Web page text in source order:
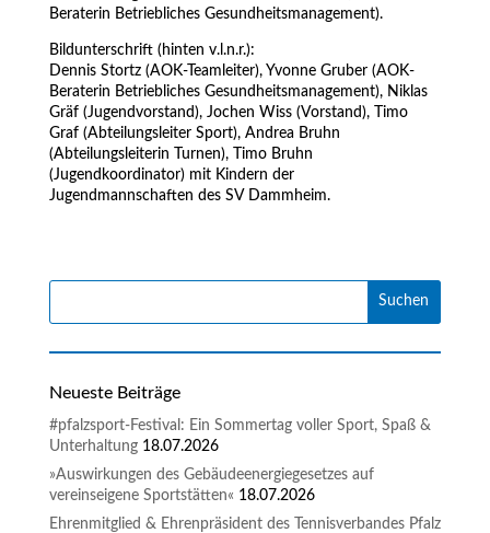
Beraterin Betriebliches Gesundheitsmanagement).
Bildunterschrift (hinten v.l.n.r.):
Dennis Stortz (AOK-Teamleiter), Yvonne Gruber (AOK-
Beraterin Betriebliches Gesundheitsmanagement), Niklas
Gräf (Jugendvorstand), Jochen Wiss (Vorstand), Timo
Graf (Abteilungsleiter Sport), Andrea Bruhn
(Abteilungsleiterin Turnen), Timo Bruhn
(Jugendkoordinator) mit Kindern der
Jugendmannschaften des SV Dammheim.
Neueste Beiträge
#pfalzsport-Festival: Ein Sommertag voller Sport, Spaß &
Unterhaltung 18.07.2026
»Auswirkungen des Gebäudeenergiegesetzes auf
vereinseigene Sportstätten« 18.07.2026
Ehrenmitglied & Ehrenpräsident des Tennisverbandes Pfalz